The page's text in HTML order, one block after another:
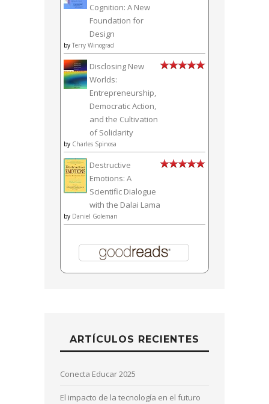
Cognition: A New
Foundation for
Design
by Terry Winograd
Disclosing New
Worlds:
Entrepreneurship,
Democratic Action,
and the Cultivation
of Solidarity
by Charles Spinosa
Destructive
Emotions: A
Scientific Dialogue
with the Dalai Lama
by Daniel Goleman
ARTÍCULOS RECIENTES
Conecta Educar 2025
El impacto de la tecnología en el futuro